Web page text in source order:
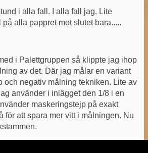
i alla fall. I alla fall jag. Lite
alla pappret mot slutet bara.....
i Palettgruppen så klippte jag ihop
av det. Där jag målar en variant
och negativ målning tekniken. Lite av
använder i inlägget den 1/8 i en
maskeringstejp på exakt
för att spara mer vitt i målningen. Nu